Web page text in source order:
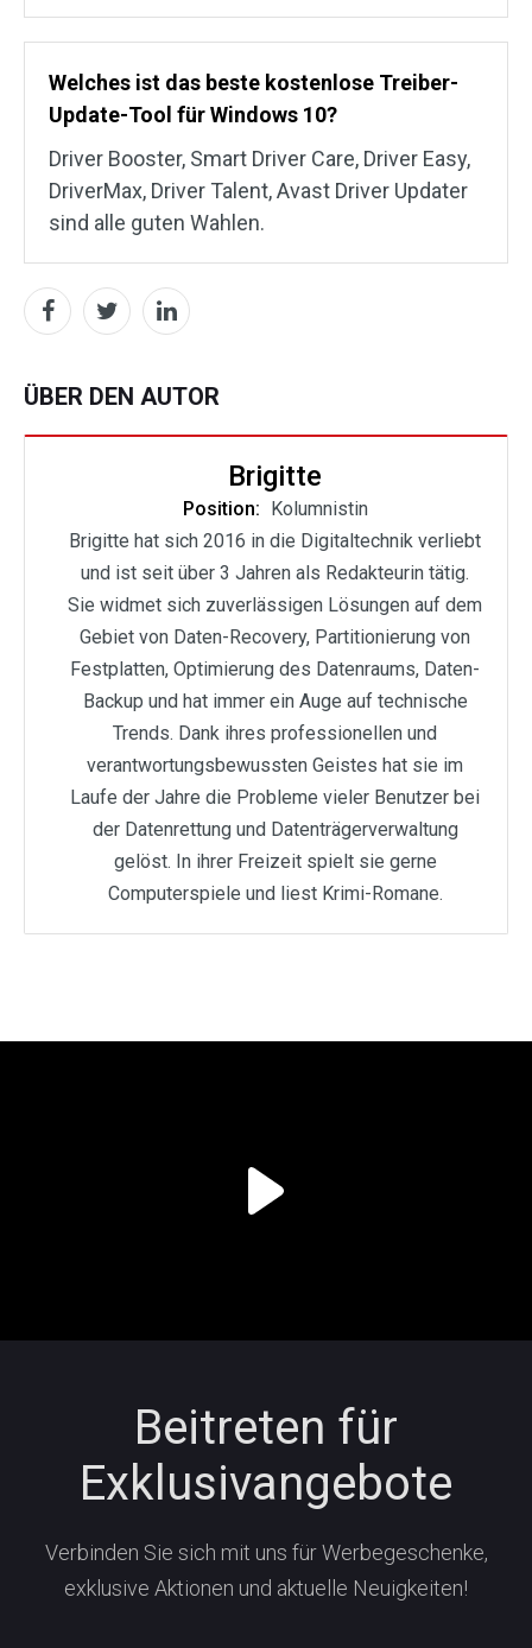
Welches ist das beste kostenlose Treiber-
Update-Tool für Windows 10?
Driver Booster, Smart Driver Care, Driver Easy,
DriverMax, Driver Talent, Avast Driver Updater
sind alle guten Wahlen.
ÜBER DEN AUTOR
Brigitte
Position:
Kolumnistin
Brigitte hat sich 2016 in die Digitaltechnik verliebt
und ist seit über 3 Jahren als Redakteurin tätig.
Sie widmet sich zuverlässigen Lösungen auf dem
Gebiet von Daten-Recovery, Partitionierung von
Festplatten, Optimierung des Datenraums, Daten-
Backup und hat immer ein Auge auf technische
Trends. Dank ihres professionellen und
verantwortungsbewussten Geistes hat sie im
Laufe der Jahre die Probleme vieler Benutzer bei
der Datenrettung und Datenträgerverwaltung
gelöst. In ihrer Freizeit spielt sie gerne
Computerspiele und liest Krimi-Romane.
Beitreten für
Exklusivangebote
Verbinden Sie sich mit uns für Werbegeschenke,
exklusive Aktionen und aktuelle Neuigkeiten!